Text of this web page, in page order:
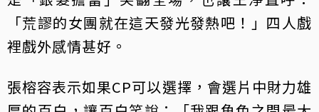
「荒謬的女團就在這天發光發熱吧！」四人戲
裡戲外感情甚好。
張榕容表示如果CP可以選擇，會選片中財力雄